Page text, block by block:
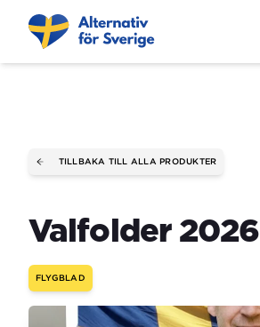
TILLBAKA TILL ALLA PRODUKTER
Valfolder 2026
FLYGBLAD